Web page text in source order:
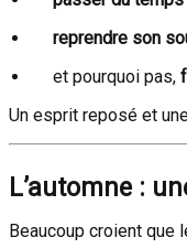
reprendre son
et pourquoi pas,
Un esprit reposé et
L’automne :
Beaucoup croient que